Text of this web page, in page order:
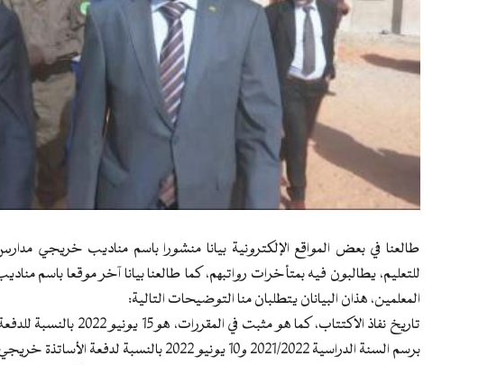
طالعنا في بعض المواقع الإلكترونية بيانا منشورا باسم مناديب خريجي
للتعليم، يطالبون فيه بمتأخرات رواتبهم، كما طالعنا بيانا آخر موقعا
المعلمين، هذان البيانان يتطلبان منا التوضيحات التالية:
تاريخ نفاذ الاكتتاب، كما
برسم السنة الدراسية 2021/2022 و10 يونيو 2022 بالنسبة لدفعة الأساتذة خريجي المدرسة العليا للتعليم.